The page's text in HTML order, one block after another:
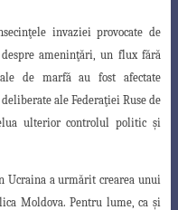
invaziei provocate de
ameninţări, un flux fără
de marfă au fost afectate
ale Federaţiei Ruse de
ulterior controlul politic şi
Ucraina a urmărit crearea unui
Moldova. Pentru lume, ca şi